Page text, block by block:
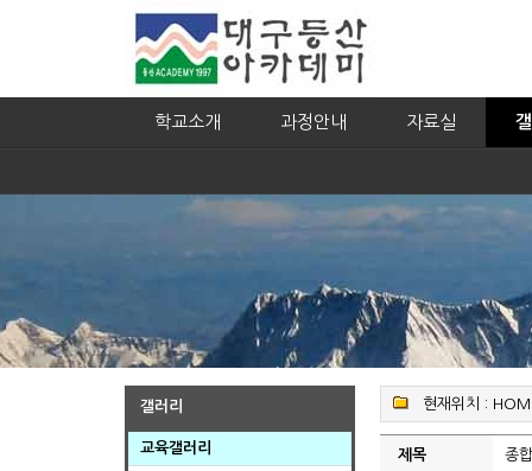
학교소개 과정안내 자료실
갤러리
교육갤러리
현재위치 :
제목 종